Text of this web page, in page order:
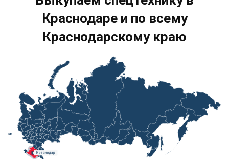
Краснодаре и по всему
Краснодарскому краю